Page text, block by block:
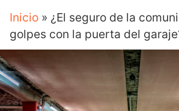
Inicio » ¿El seguro de la
golpes con la puerta del